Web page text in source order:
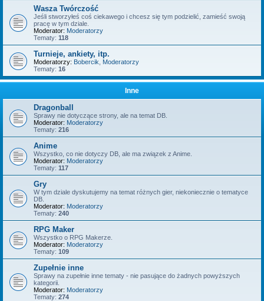
Wasza Twórczość
Jeśli stworzyłeś coś ciekawego i chcesz się tym podzielić, zamieść swoją
pracę w tym dziale.
Moderator: Moderatorzy
Tematy: 118
Turnieje, ankiety, itp.
Moderatorzy: Bobercik
Moderatorzy
Tematy: 16
Inne
Dragonball
Sprawy nie dotyczące strony, ale na temat DB.
Moderator: Moderatorzy
Tematy: 216
Anime
Wszystko, co nie dotyczy DB, ale ma związek z Anime.
Moderator: Moderatorzy
Tematy: 117
Gry
W tym dziale dyskutujemy na temat różnych gier, niekoniecznie o tematyce
DB.
Moderator: Moderatorzy
Tematy: 240
RPG Maker
Wszystko o RPG Makerze.
Moderator: Moderatorzy
Tematy: 109
Zupełnie inne
Sprawy na zupełnie inne tematy - nie pasujące do żadnych powyższych
kategorii.
Moderator: Moderatorzy
Tematy: 274